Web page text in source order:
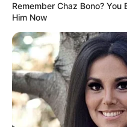
Remember Chaz Bono?
Him Now